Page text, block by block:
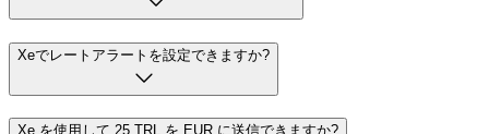
Xeでレートアラートを設定できますか?
Xe を使用して 25 TRL を EUR に送信できますか?